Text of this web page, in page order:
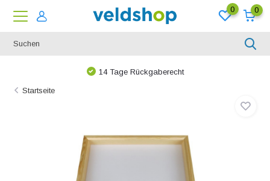
0 0
14 Tage Rückgaberecht
Startseite